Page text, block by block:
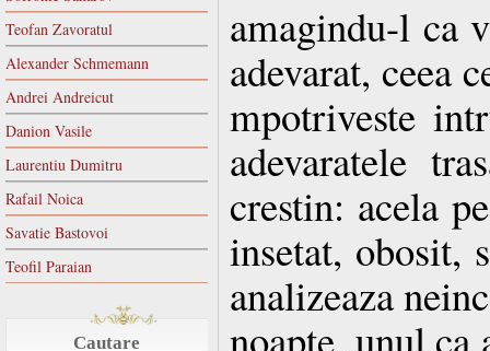
Teofan Zavoratul
Alexander Schmemann
Andrei Andreicut
Danion Vasile
Laurentiu Dumitru
Rafail Noica
Savatie Bastovoi
Teofil Paraian
Cautare
amagindu-l ca
adevarat, ceea
mpotriveste
adevaratele
crestin: acela
insetat, obosit,
analizeaza
noapte, unul ca